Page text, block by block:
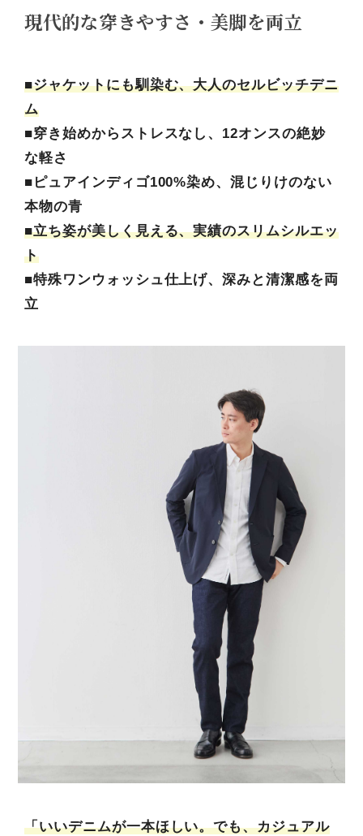
現代的な穿きやすさ・美脚を両立
■ジャケットにも馴染む、大人のセルビッチデニ
ム
■穿き始めからストレスなし、12オンスの絶妙
な軽さ
■ピュアインディゴ100%染め、混じりけのない
本物の青
■立ち姿が美しく見える、実績のスリムシルエッ
ト
■特殊ワンウォッシュ仕上げ、深みと清潔感を両
立
「いいデニムが一本ほしい。でも、カジュアル